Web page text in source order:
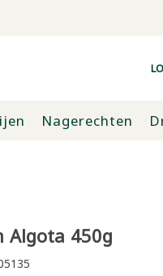
Nagerechten
Algota 450g